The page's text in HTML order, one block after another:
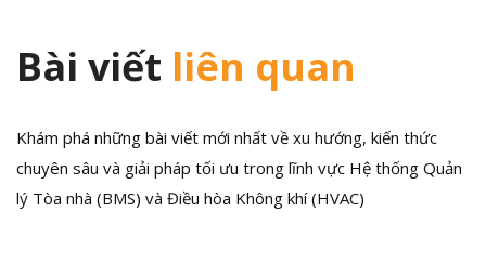
Bài viết liên quan
Khám phá những bài viết mới nhất về xu hướng, kiến thức
chuyên sâu và giải pháp tối ưu trong lĩnh vực Hệ thống Quản
lý Tòa nhà (BMS) và Điều hòa Không khí (HVAC)